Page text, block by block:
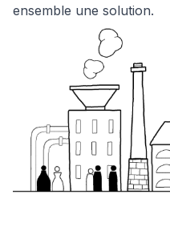
ensemble une solution.